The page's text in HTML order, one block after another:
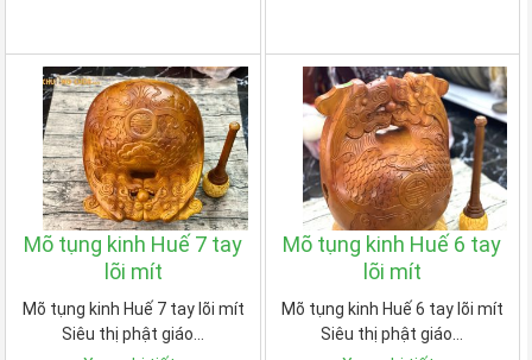
Mõ tụng kinh Huế 7 tay
lõi mít
Mõ tụng kinh Huế 7 tay lõi mít
Siêu thị phật giáo…
Mõ tụng kinh Huế 6 tay
lõi mít
Mõ tụng kinh Huế 6 tay lõi mít
Siêu thị phật giáo…